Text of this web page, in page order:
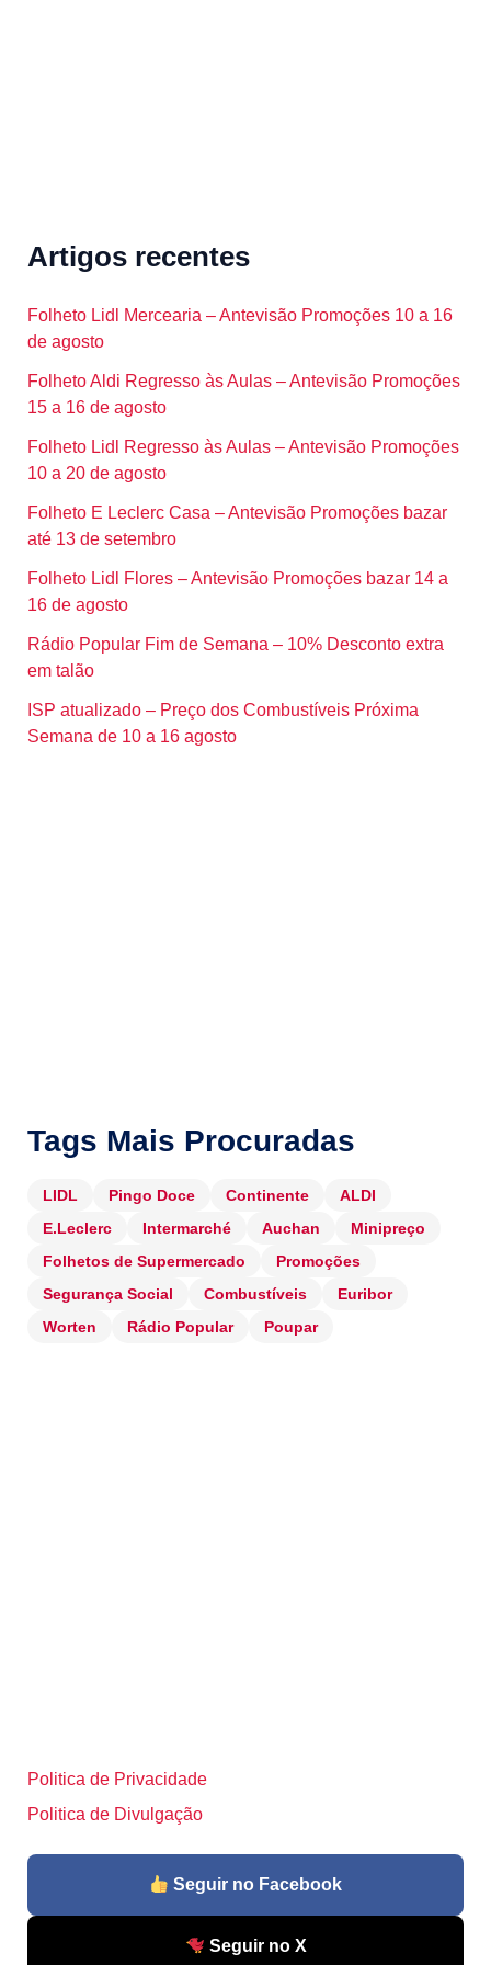
Artigos recentes
Folheto Lidl Mercearia – Antevisão Promoções 10 a 16
de agosto
Folheto Aldi Regresso às Aulas – Antevisão Promoções
15 a 16 de agosto
Folheto Lidl Regresso às Aulas – Antevisão Promoções
10 a 20 de agosto
Folheto E Leclerc Casa – Antevisão Promoções bazar
até 13 de setembro
Folheto Lidl Flores – Antevisão Promoções bazar 14 a
16 de agosto
Rádio Popular Fim de Semana – 10% Desconto extra
em talão
ISP atualizado – Preço dos Combustíveis Próxima
Semana de 10 a 16 agosto
Tags Mais Procuradas
LIDL Pingo Doce Continente
ALDI
E.Leclerc
Intermarché Auchan
Minipreço
Folhetos de Supermercado
Promoções
Segurança Social
Combustíveis
Euribor
Worten
Rádio Popular Poupar
Politica de Privacidade
Politica de Divulgação
Seguir no Facebook
Seguir no X